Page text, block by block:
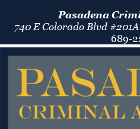
Pasadena
740 E Colorado Blvd #201A
689-